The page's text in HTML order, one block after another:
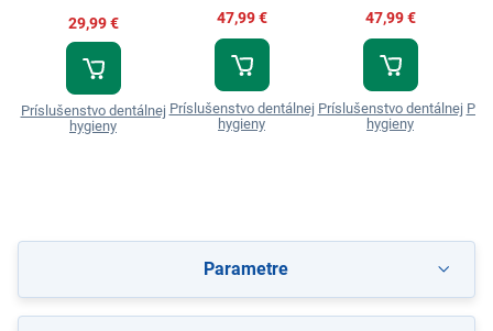
29,99 €
Príslušenstvo dentálnej
hygieny
47,99 €
Príslušenstvo dentálnej
hygieny
47,99 €
Príslušenstvo dentálnej
hygieny
Parametre